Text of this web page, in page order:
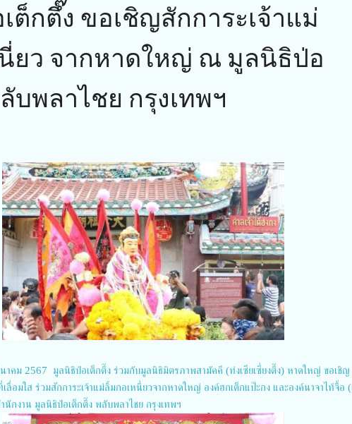
ต็กตึ๊ง ขอเชิญสักการะเจ้าแม่
ยว จากหาดใหญ่ ณ มูลนิธิป่อ
บพลาไชย กรุงเทพฯ
าคม 2567 มูลนิธิป่อเต็กตึ๊ง ร่วมกับมูลนิธิมิตรภาพสามัคคี (ท่งเซียเซี่ยงตึ๊ง) หาดใหญ่ ขอเชิญ
ลื่อมใส ร่วมสักการะเจ้าแม่ลิ้มกอเหนี่ยวจากหาดใหญ่ องค์ฮกเต็กแป๊ะกง และองค์นาจาไท้จื้อ
กงาน มูลนิธิป่อเต็กตึ๊ง พลับพลาไชย กรุงเทพฯ